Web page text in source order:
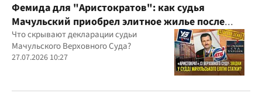
Фемида для "Аристократов": как судья
Мачульский приобрел элитное жилье после
вердикта в пользу застройщика?
Что скрывают декларации судьи
Мачульского Верховного Суда?
27.07.2026 10:27